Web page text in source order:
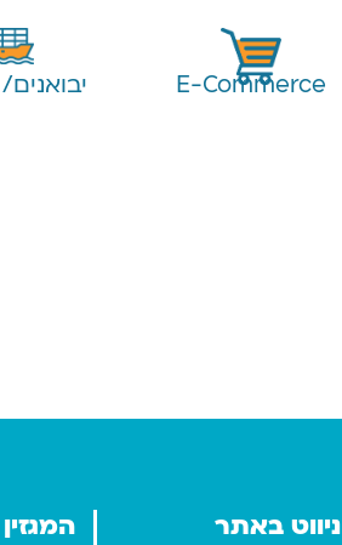
E-Commerce
המגזין ניווט באתר